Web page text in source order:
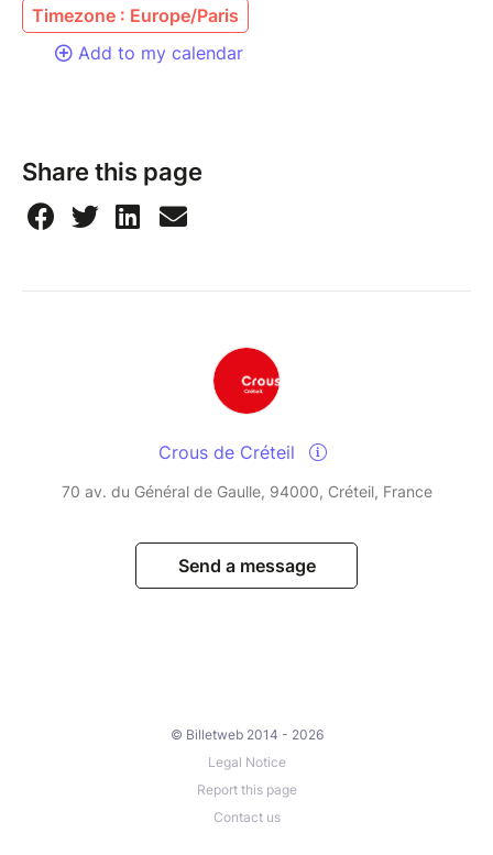
Timezone : Europe/Paris
Add to my calendar
Share this page
Crous de Créteil
70 av. du Général de Gaulle, 94000, Créteil, France
Send a message
© Billetweb 2014 - 2026
Legal Notice
Report this page
Contact us